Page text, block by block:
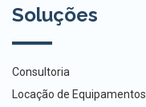
Soluções
Consultoria
Locação de Equipamentos